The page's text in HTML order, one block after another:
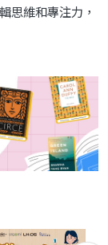
思維和專注力，